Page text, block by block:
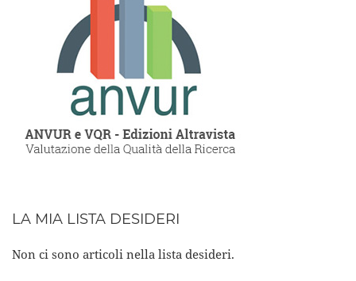
LA MIA LISTA DESIDERI
Non ci sono articoli nella lista desideri.